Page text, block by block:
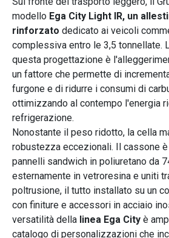
modello Ega City Light IR, un
rinforzato dedicato ai veicoli
complessiva entro le 3,5 tonnellate.
questa progettazione è
un fattore che permette di
furgone e di ridurre i consumi di
ottimizzando al contempo l'energia
refrigerazione.
Nonostante il peso ridotto, la cella
robustezza eccezionali. Il cassone
pannelli sandwich in poliuretano da
esternamente in vetroresina e uniti
poltrusione, il tutto installato su un
con finiture e accessori in acciaio
versatilità della linea Ega City è
catalogo di personalizzazioni che